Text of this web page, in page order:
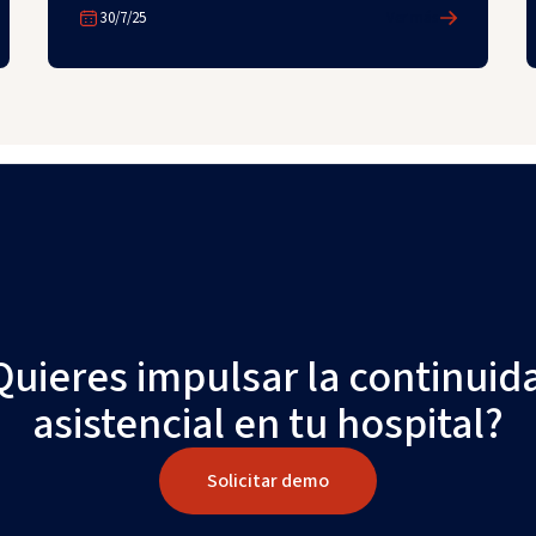
30/7/25
impulsar la
asistencial en tu hospital?
Solicitar demo